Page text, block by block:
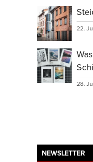
22.
28.
NEWSLETTER